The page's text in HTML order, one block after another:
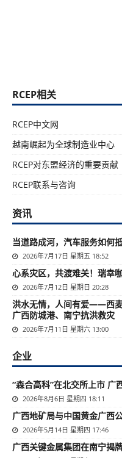
RCEP相关
RCEP中文网
越南崛起为全球制造业中心
RCEP对东盟经济的重要贡献
RCEP联系与咨询
资讯
当道路成河，汽车服务如何
2026年7月17日 星期五 18:52
心系灾区，共渡难关！瑞幸
2026年7月12日 星期日 20:28
洪水无情，人间有爱——西
广西防城港、南宁抗洪救灾
2026年7月11日 星期六 13:00
企业
“森合高科”在北交所上市 广
2026年8月6日 星期四 18:11
广西地矿局与中国黄金广西
2026年5月14日 星期四 17:46
广西关键金属集团在南宁揭